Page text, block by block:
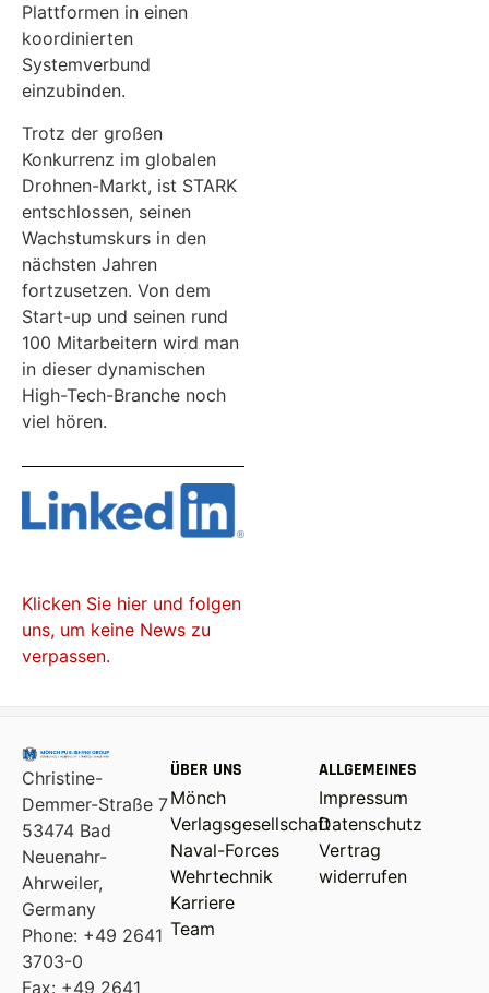
Plattformen in einen
koordinierten
Systemverbund
einzubinden.
Trotz der großen
Konkurrenz im globalen
Drohnen-Markt, ist STARK
entschlossen, seinen
Wachstumskurs in den
nächsten Jahren
fortzusetzen. Von dem
Start-up und seinen rund
100 Mitarbeitern wird man
in dieser dynamischen
High-Tech-Branche noch
viel hören.
Klicken Sie hier und folgen
uns, um keine News zu
verpassen.
Christine-
Demmer-Straße 7
53474 Bad
Neuenahr-
Ahrweiler,
Germany
Phone: +49 2641
3703-0
Fax: +49 2641
ÜBER UNS
Mönch
Verlagsgesellschaft
Naval-Forces
Wehrtechnik
Karriere
Team
ALLGEMEINES
Impressum
Datenschutz
Vertrag
widerrufen